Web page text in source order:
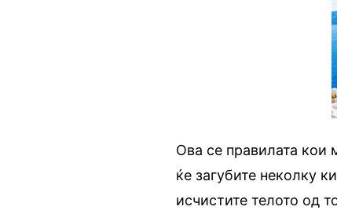
Ова се правилата кои
ќе загубите неколку
исчистите телото од